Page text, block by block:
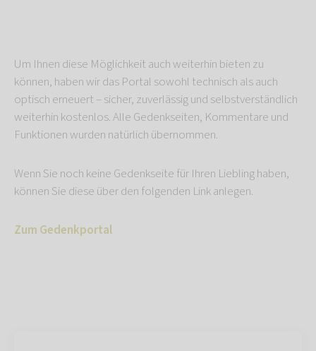
Um Ihnen diese Möglichkeit auch weiterhin bieten zu
können, haben wir das Portal sowohl technisch als auch
optisch erneuert – sicher, zuverlässig und selbstverständlich
weiterhin kostenlos. Alle Gedenkseiten, Kommentare und
Funktionen wurden natürlich übernommen.
Wenn Sie noch keine Gedenkseite für Ihren Liebling haben,
können Sie diese über den folgenden Link anlegen.
Zum Gedenkportal